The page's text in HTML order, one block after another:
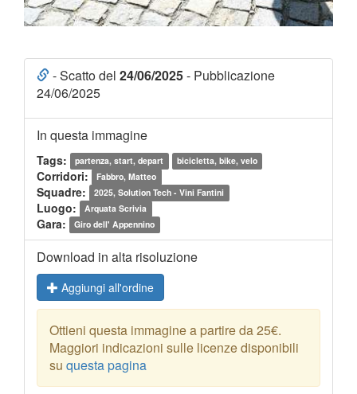
- Scatto del 24/06/2025- Pubblicazione
24/06/2025
In questa immagine
Tags: partenza, start, depart bicicletta, bike, velo
Corridori: Fabbro, Matteo
Squadre: 2025, Solution Tech - Vini Fantini
Luogo: Arquata Scrivia
Gara: Giro dell' Appennino
Download in alta risoluzione
Aggiungi all'ordine
Ottieni questa immagine a partire da 25€.
Maggiori indicazioni sulle licenze disponibili
su questa pagina